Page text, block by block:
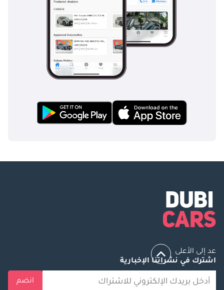
عد إلى الأعلى
اشترك في نشراتنا الإخبارية
انضم